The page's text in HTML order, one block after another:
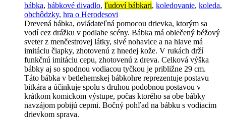
bábka, bábkové divadlo, ľudoví bábkari, koledovanie, koleda,
obchôdzky, hra o Herodesovi
Drevená bábka, ovládateľná pomocou drievka, ktorým sa
vodí cez drážku v podlahe scény. Bábka má oblečený béžový
sveter z menčestrovej látky, sivé nohavice a na hlave má
imitáciu čiapky, zhotovenú z hnedej kože. V rukách drží
funkčnú imitáciu cepu, zhotovenú z dreva. Celková výška
bábky aj so spodnou vodiacou tyčkou je približne 29 cm.
Táto bábka v betlehemskej bábkohre reprezentuje postavu
bitkára a účinkuje spolu s druhou podobnou postavou v
krátkom komickom výstupe, počas ktorého sa obe bábky
navzájom pobijú cepmi. Bočný pohľad na bábku s vodiacim
drievkom sprava.